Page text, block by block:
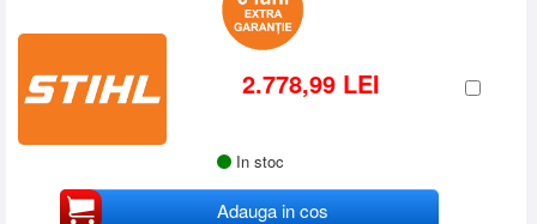
2.778,99 LEI
In stoc
Adauga in cos